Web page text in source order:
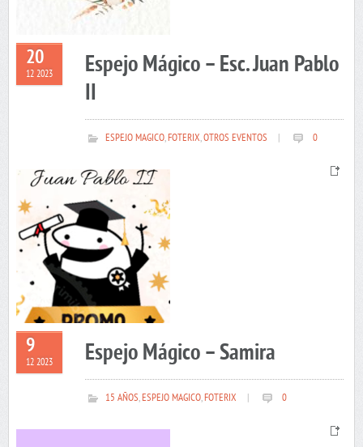
20
12 2023
Espejo Mágico – Esc. Juan Pablo
II
ESPEJO MAGICO,FOTERIX,OTROS EVENTOS 0
9
12 2023 Espejo Mágico – Samira
15 AÑOS,ESPEJO MAGICO,FOTERIX 0